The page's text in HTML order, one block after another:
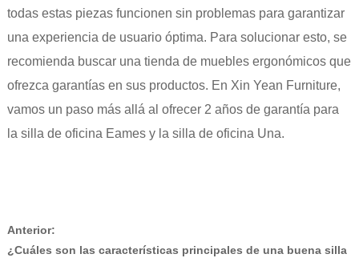
todas estas piezas funcionen sin problemas para garantizar
una experiencia de usuario óptima. Para solucionar esto, se
recomienda buscar una tienda de muebles ergonómicos que
ofrezca garantías en sus productos. En Xin Yean Furniture,
vamos un paso más allá al ofrecer 2 años de garantía para
la silla de oficina Eames y la silla de oficina Una.
Anterior:
¿Cuáles son las características principales de una buena silla